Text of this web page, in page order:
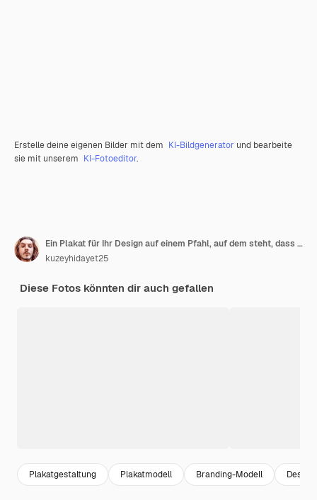
Erstelle deine eigenen Bilder mit dem KI-Bildgenerator und bearbeite
sie mit unserem KI-Fotoeditor.
Ein Plakat für Ihr Design auf einem Pfahl, auf dem steht, dass Ihr Design hier ist
kuzeyhidayet25
Diese Fotos könnten dir auch gefallen
Plakatgestaltung Plakatmodell Branding-Modell